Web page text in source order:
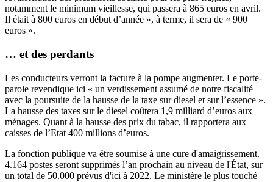
notamment le minimum vieillesse, qui passera à 865 euros en avril.
Il était à 800 euros en début d’année », à terme, il sera de « 900
euros ».
… et des perdants
Les conducteurs verront la facture à la pompe augmenter. Le porte-
parole revendique ici « un verdissement assumé de notre fiscalité
avec la poursuite de la hausse de la taxe sur diesel et sur l’essence ».
La hausse des taxes sur le diesel coûtera 1,9 milliard d’euros aux
ménages. Quant à la hausse des prix du tabac, il rapportera aux
caisses de l’Etat 400 millions d’euros.
La fonction publique va être soumise à une cure d'amaigrissement.
4.164 postes seront supprimés l’an prochain au niveau de l'État, sur
un total de 50.000 prévus d'ici à 2022. Le ministère le plus touché